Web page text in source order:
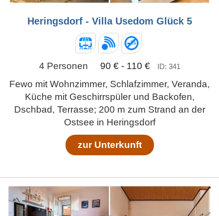
Heringsdorf - Villa Usedom Glück 5
4 Personen 90 € - 110 € ID: 341
Fewo mit Wohnzimmer, Schlafzimmer, Veranda,
Küche mit Geschirrspüler und Backofen,
Dschbad, Terrasse; 200 m zum Strand an der
Ostsee in Heringsdorf
zur Unterkunft